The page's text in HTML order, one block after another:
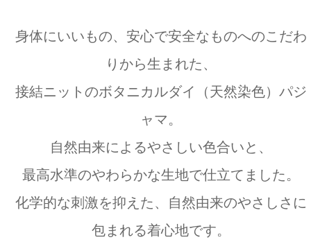
身体にいいもの、安心で安全なものへのこだわ
りから生まれた、
接結ニットのボタニカルダイ（天然染色）パジ
ャマ。
自然由来によるやさしい色合いと、
最高水準のやわらかな生地で仕立てました。
化学的な刺激を抑えた、自然由来のやさしさに
包まれる着心地です。